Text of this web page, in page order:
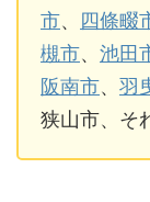
市、 四條畷
槻市、 池田
阪南市、 羽
狭山市、そ